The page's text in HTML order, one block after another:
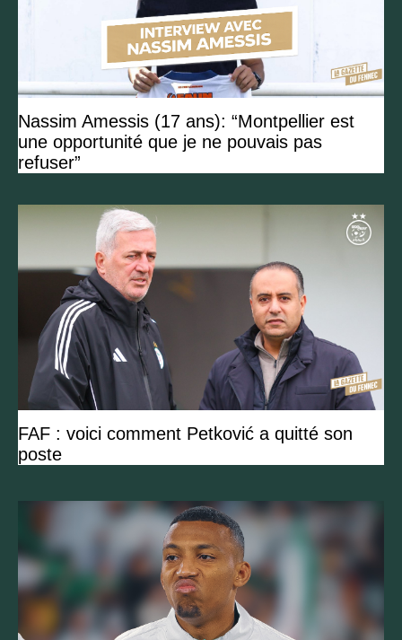
Nassim Amessis (17 ans): “Montpellier est
une opportunité que je ne pouvais pas
refuser”
FAF : voici comment Petković a quitté son
poste